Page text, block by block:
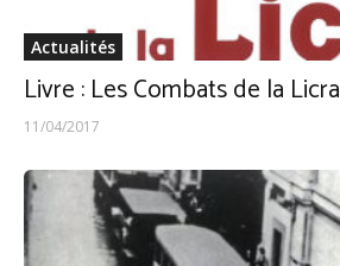
Actualités
Livre : Les Combats de la Licra
11/04/2017